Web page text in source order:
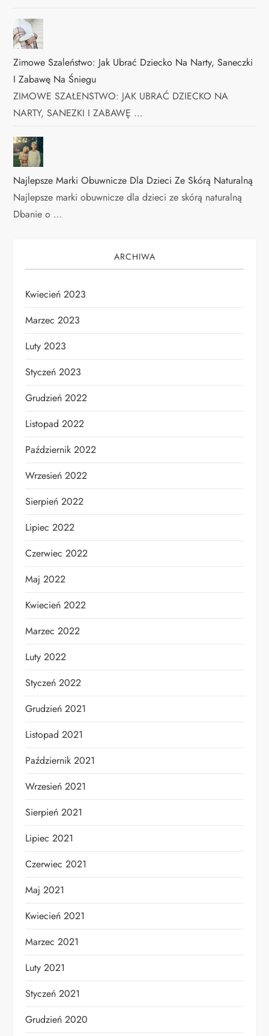
Zimowe Szaleństwo: Jak Ubrać Dziecko Na Narty, Saneczki
I Zabawę Na Śniegu
ZIMOWE SZAŁENSTWO: JAK UBRAĆ DZIECKO NA
NARTY, SANEZKI I ZABAWĘ …
Najlepsze Marki Obuwnicze Dla Dzieci Ze Skórą Naturalną
Najlepsze marki obuwnicze dla dzieci ze skórą naturalną
Dbanie o …
ARCHIWA
Kwiecień 2023
Marzec 2023
Luty 2023
Styczeń 2023
Grudzień 2022
Listopad 2022
Październik 2022
Wrzesień 2022
Sierpień 2022
Lipiec 2022
Czerwiec 2022
Maj 2022
Kwiecień 2022
Marzec 2022
Luty 2022
Styczeń 2022
Grudzień 2021
Listopad 2021
Październik 2021
Wrzesień 2021
Sierpień 2021
Lipiec 2021
Czerwiec 2021
Maj 2021
Kwiecień 2021
Marzec 2021
Luty 2021
Styczeń 2021
Grudzień 2020